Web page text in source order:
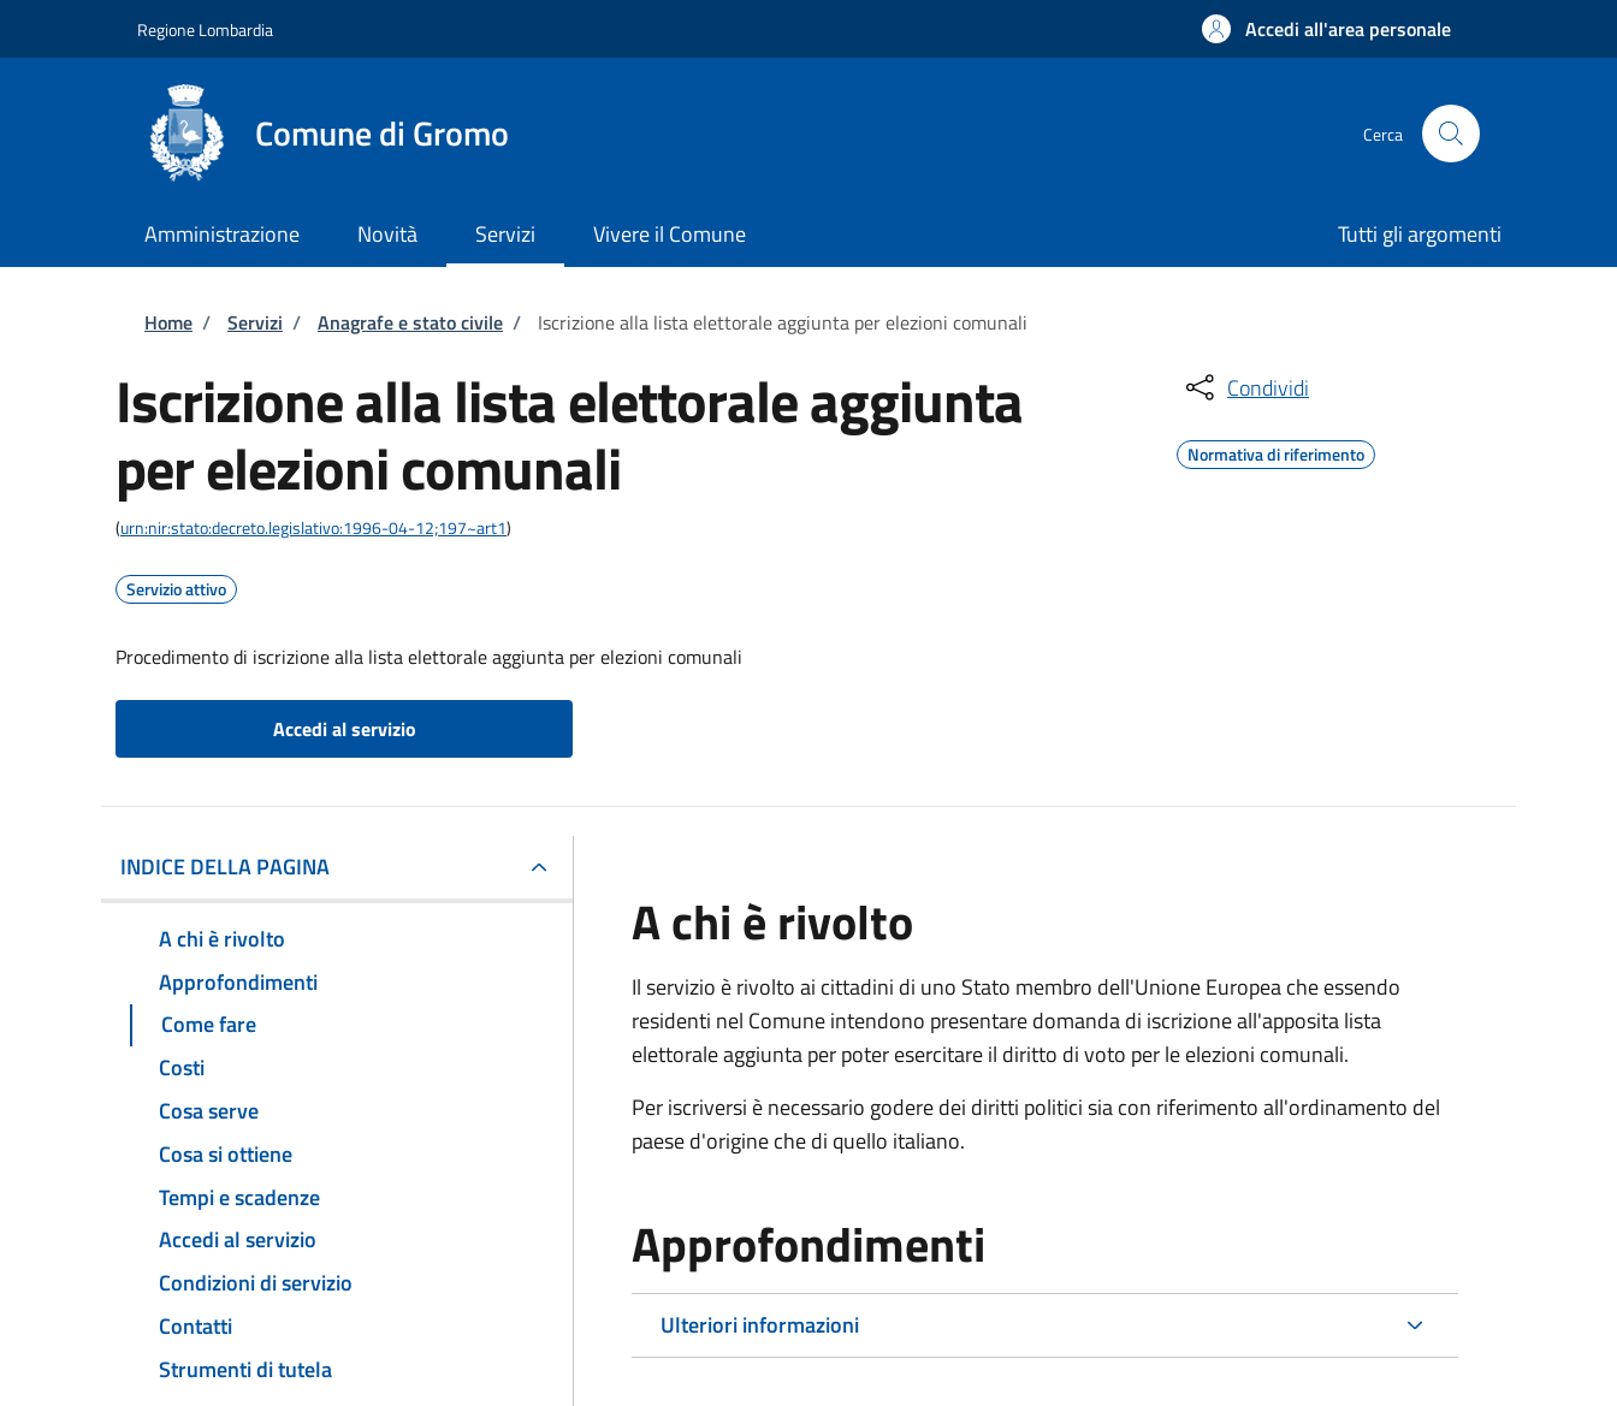
Regione Lombardia Accedi all'area personale
Comune di Gromo Cerca
Amministrazione Novità Servizi Vivere il Comune Tutti gli argomenti
Briciole di pane
Home / Servizi / Anagrafe e stato civile / Iscrizione alla lista elettorale aggiunta per elezioni comunali
Iscrizione alla lista elettorale aggiunta
per elezioni comunali
(urn:nir:stato:decreto.legislativo:1996-04-12;197~art1)
Servizio attivo
Procedimento di iscrizione alla lista elettorale aggiunta per elezioni comunali
Accedi al servizio
Condividi
Normativa di riferimento
INDICE DELLA PAGINA
A chi è rivolto
Approfondimenti
Come fare
Costi
Cosa serve
Cosa si ottiene
Tempi e scadenze
Accedi al servizio
Condizioni di servizio
Contatti
Strumenti di tutela
A chi è rivolto
Il servizio è rivolto ai cittadini di uno Stato membro dell'Unione Europea che essendo
residenti nel Comune intendono presentare domanda di iscrizione all'apposita lista
elettorale aggiunta per poter esercitare il diritto di voto per le elezioni comunali.
Per iscriversi è necessario godere dei diritti politici sia con riferimento all'ordinamento del
paese d'origine che di quello italiano.
Approfondimenti
Ulteriori informazioni